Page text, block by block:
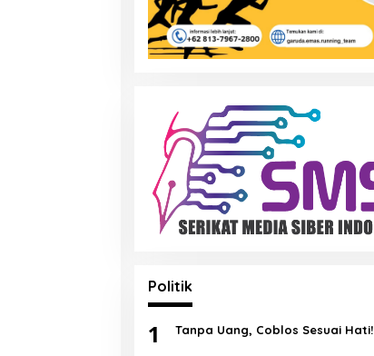
Politik
1 Tanpa Uang, Coblos Sesuai Hati!